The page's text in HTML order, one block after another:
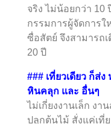
จริง ไม่น้อยกว่า 10
กรรมการผู้จัดการใ
ซื่อสัตย์ จึงสามารถ
20 ปี
### เที่ยวเดียว ก็ส่
หินคลุก และ อื่นๆ
ไม่เกี่ยงงานเล็ก ง
ปลูกต้นไม้ สั่งแค่เที่